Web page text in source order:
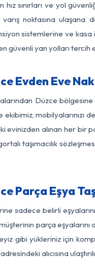
hız sınırları ve yol
varış noktasına
sistemlerine ve
güvenli yan yolları tercih
Evden Eve
Düzce
mobilyalarınızı
evinizden alınan her bir
taşımacılık
Parça Eşya
sadece belirli
parça eşyalarını
gibi yükleriniz için
alıcısına